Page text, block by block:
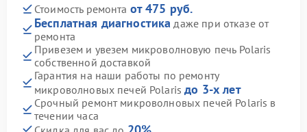
Стоимость ремонта от 475 руб.
Бесплатная диагностика даже при отказе от
ремонта
Привезем и увезем микроволновую печь Polaris
собственной доставкой
Гарантия на наши работы по ремонту
микроволновых печей Polarisдо 3-х лет
Срочный ремонт микроволновых печей Polaris в
течении часа